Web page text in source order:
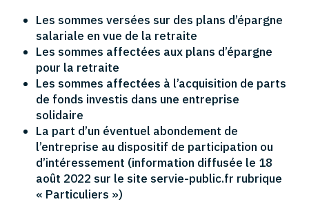
Les sommes versées sur des plans d’épargne
salariale en vue de la retraite
Les sommes affectées aux plans d’épargne
pour la retraite
Les sommes affectées à l’acquisition de parts
de fonds investis dans une entreprise
solidaire
La part d’un éventuel abondement de
l’entreprise au dispositif de participation ou
d’intéressement (information diffusée le 18
août 2022 sur le site servie-public.fr rubrique
« Particuliers »)